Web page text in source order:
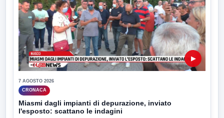
▶
7 AGOSTO 2026
CRONACA
Miasmi dagli impianti di depurazione, inviato
l'esposto: scattano le indagini